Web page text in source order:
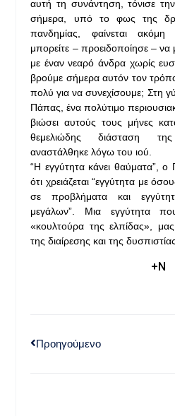
αυτή τη συνάντηση, τόνισε
σήμερα, υπό το φως της
πανδημίας, φαίνεται
μπορείτε – προειδοποίησε – να
με έναν νεαρό άνδρα χωρίς
βρούμε σήμερα αυτόν τον
πολύ για να συνεχίσουμε; Στη
Πάπας, ένα πολύτιμο
βιώσει αυτούς τους μήνες
θεμελιώδης διάσταση
αναστάλθηκε λόγω του ιού.
“Η εγγύτητα κάνει θαύματα”, ο
ότι χρειάζεται “εγγύτητα με
σε προβλήματα και
μεγάλων”. Μια εγγύτητα
«κουλτούρα της ελπίδας»,
της διαίρεσης και της δυσπιστίας.
+Ν
Προηγούμενο